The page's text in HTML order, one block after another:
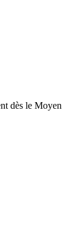
dès le Moyen